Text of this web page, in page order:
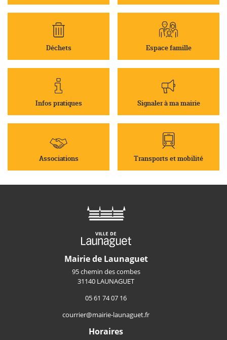
Déchets Espace famille
Infos pratiques Signaler à ma mairie
Associations Transports et mobilité
Mairie de Launaguet
95 chemin des combes
31140 LAUNAGUET
05 61 74 07 16
courrier@mairie-launaguet.fr
Horaires